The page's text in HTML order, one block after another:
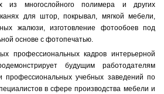
из многослойного полимера и других
для штор, покрывал, мягкой мебели,
жалюзи, изготовление фотообоев под
основе с фотопечатью.
профессиональных кадров интерьерной
будущим работодателям
профессиональных учебных заведений по
в сфере производства мебели и